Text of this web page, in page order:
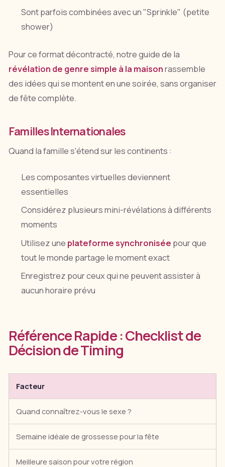
Sont parfois combinées avec un "Sprinkle" (petite
shower)
Pour ce format décontracté, notre guide de la
révélation de genre simple à la maisonrassemble
des idées qui se montent en une soirée, sans organiser
de fête complète.
Familles Internationales
Quand la famille s'étend sur les continents :
Les composantes virtuelles deviennent
essentielles
Considérez plusieurs mini-révélations à différents
moments
Utilisez une plateforme synchronisée pour que
tout le monde partage le moment exact
Enregistrez pour ceux qui ne peuvent assister à
aucun horaire prévu
Référence Rapide : Checklist de
Décision de Timing
Facteur
Quand connaîtrez-vous le sexe ?
Semaine idéale de grossesse pour la fête
Meilleure saison pour votre région